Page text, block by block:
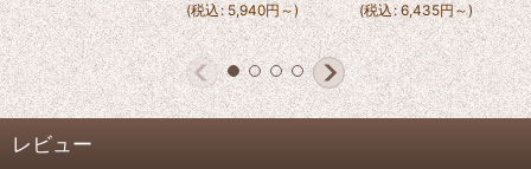
(税込: 5,940円 ～)
(税込: 6,435円～)
レビュー